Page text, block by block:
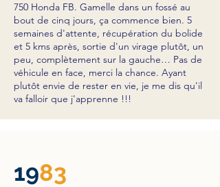
750 Honda FB. Gamelle dans un fossé au
bout de cinq jours, ça commence bien. 5
semaines d'attente, récupération du bolide
et 5 kms après, sortie d'un virage plutôt, un
peu, complètement sur la gauche… Pas de
véhicule en face, merci la chance. Ayant
plutôt envie de rester en vie, je me dis qu'il
va falloir que j'apprenne !!!
1983